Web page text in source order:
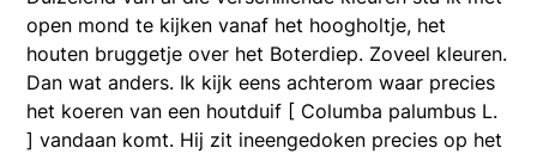
open mond te kijken vanaf het hoogholtje, het
houten bruggetje over het Boterdiep. Zoveel kleuren.
Dan wat anders. Ik kijk eens achterom waar precies
het koeren van een houtduif [ Columba palumbus L.
] vandaan komt. Hij zit ineengedoken precies op het